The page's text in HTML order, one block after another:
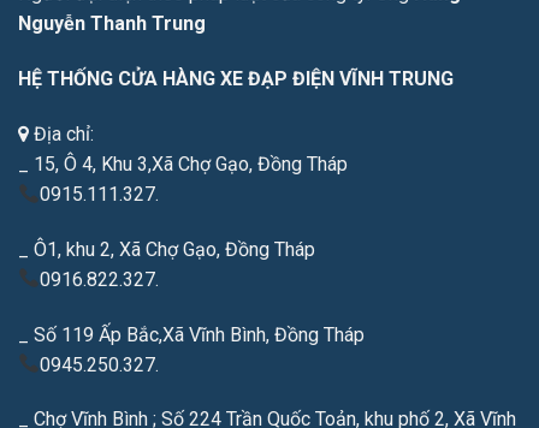
Nguyễn Thanh Trung
HỆ THỐNG CỬA HÀNG XE ĐẠP ĐIỆN VĨNH TRUNG
Địa chỉ:
_ 15, Ô 4, Khu 3,Xã Chợ Gạo, Đồng Tháp
0915.111.327.
_ Ô1, khu 2, Xã Chợ Gạo, Đồng Tháp
0916.822.327.
_ Số 119 Ấp Bắc,Xã Vĩnh Bình, Đồng Tháp
0945.250.327.
_ Chợ Vĩnh Bình ; Số 224 Trần Quốc Toản, khu phố 2, Xã Vĩnh